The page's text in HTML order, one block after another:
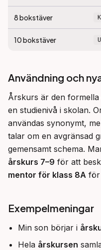
8bokstäver
10bokstäver
Användning och
Årskurs är den
en studienivå i skolan.
användas synonymt,
talar om en avgränsad
gemensamt schema.
årskurs 7–9
mentor för klass 8A för
Exempelmeningar
Min son börjar i
Hela årskursen